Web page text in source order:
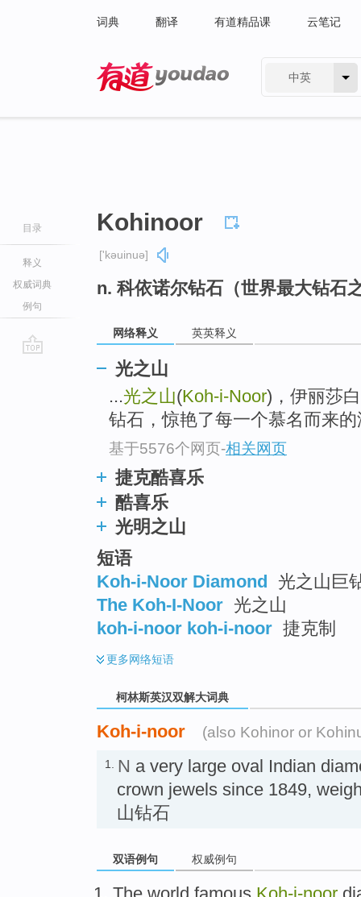
词典 翻译 有道精品课 云笔记
中英
目录
释义
权威词典
例句
Kohinoor
['kəuinuə]
n. 科依诺尔钻石（世界最大钻石
网络释义 英英释义
光之山
...光之山(Koh-i-Noor)，伊丽莎
钻石，惊艳了每一个慕名而来
基于5576个网页-相关网页
捷克酷喜乐
酷喜乐
光明之山
短语
Koh-i-Noor Diamond 光之山巨
The Koh-I-Noor 光之山
koh-i-noor koh-i-noor 捷克制
更多网络短语
柯林斯英汉双解大词典
Koh-i-noor (also Kohinor or
1. N a very large oval Indian
crown jewels since 1849,
山钻石
双语例句 权威例句